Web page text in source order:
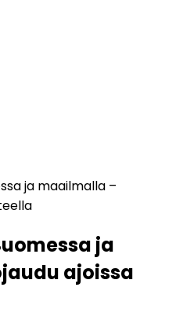
ja maailmalla –
ja
ajoissa